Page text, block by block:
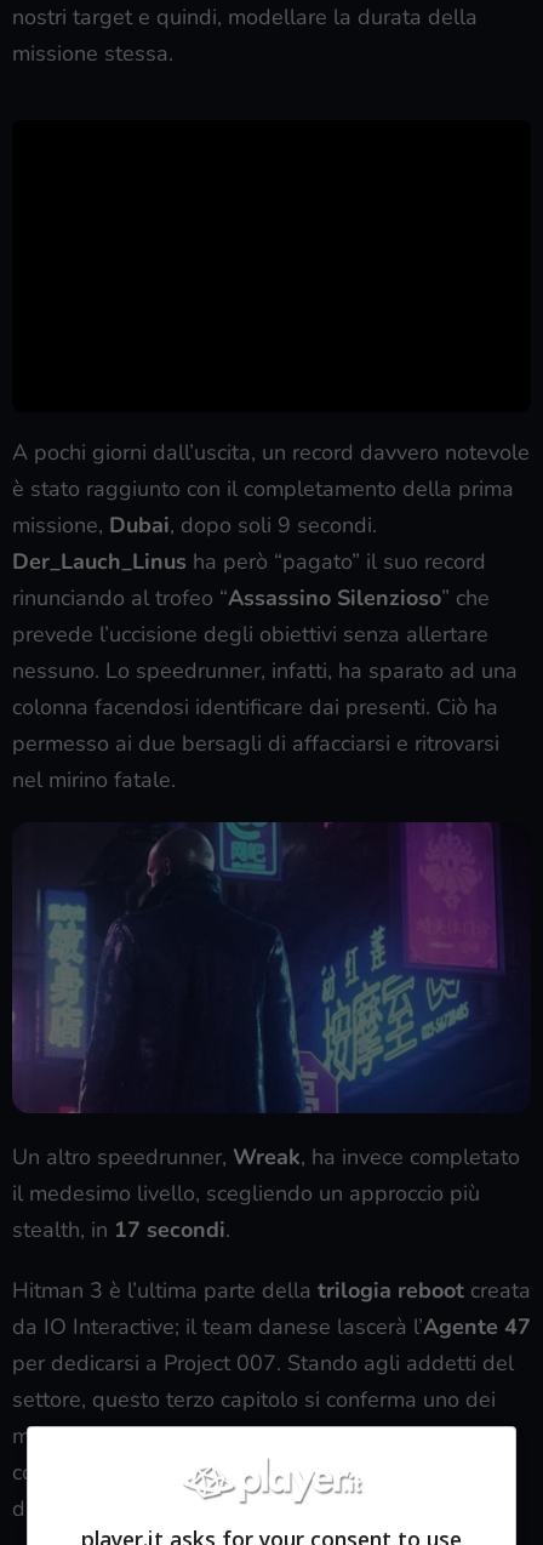
nostri target e quindi, modellare la durata della
missione stessa.
A pochi giorni dall’uscita, un record davvero notevole
è stato raggiunto con il completamento della prima
missione, Dubai, dopo soli 9 secondi.
Der_Lauch_Linus ha però “pagato” il suo record
rinunciando al trofeo “Assassino Silenzioso” che
prevede l’uccisione degli obiettivi senza allertare
nessuno. Lo speedrunner, infatti, ha sparato ad una
colonna facendosi identificare dai presenti. Ciò ha
permesso ai due bersagli di affacciarsi e ritrovarsi
nel mirino fatale.
Un altro speedrunner, Wreak, ha invece completato
il medesimo livello, scegliendo un approccio più
stealth, in 17 secondi.
Hitman 3 è l’ultima parte della trilogia reboot creata
da IO Interactive; il team danese lascerà l’Agente 47
per dedicarsi a Project 007. Stando agli addetti del
settore, questo terzo capitolo si conferma uno dei
migliori titoli dedicati all’assassino silenzioso e –
come i predecessori – permette altissima libertà
d’azione e pianificazione.
player.it asks for your consent to use